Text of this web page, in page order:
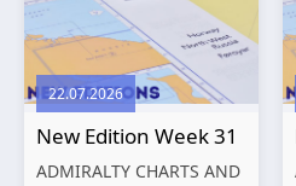
August 2026 Chart
Title, limits
and other remarks
319
International chart
22.07.2026
New Edition Week 31
ADMIRALTY CHARTS AND